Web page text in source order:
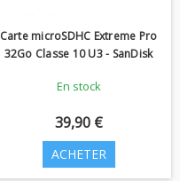
Carte microSDHC Extreme Pro
32Go Classe 10 U3 - SanDisk
En stock
39,90 €
ACHETER